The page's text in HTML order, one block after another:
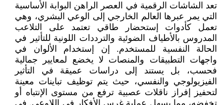
تعد الشاشات الرقمية في العصر الراهن البوابة الأساسية
التي يمر عبرها العالم الخارجي إلى الوعي البشري، وهي
تعمل كأدوات إستحضار طاقي تعتمد على التلاعب
المدروس بالأطياف الضوئية والترددات اللونية للتأثير في
الحالة النفسية للمستخدم. إن إستخدام الألوان في
واجهات التطبيقات والمنصات لا يخضع لمعايير جمالية
فحسب، بل يستند إلى دراسات عميقة في التأثير
الفيزيولوجي والنفسي، حيث يتم توظيف تباينات معينة
لتحفيز إفراز ناقلات عصبية ترفع من مستوى الإنتباه أو